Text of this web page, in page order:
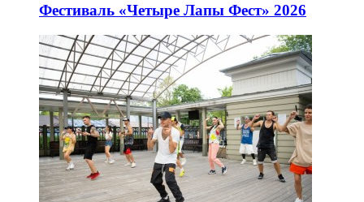
Фестиваль «Четыре Лапы Фест» 2026